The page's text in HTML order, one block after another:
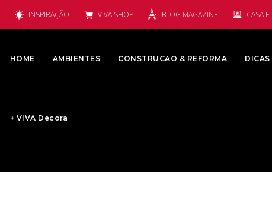
INSPIRAÇÃO VIVA SHOP BLOG MAGAZINE CASA
HOME AMBIENTES CONSTRUCAO & REFORMA DICAS
+ VIVA Decora